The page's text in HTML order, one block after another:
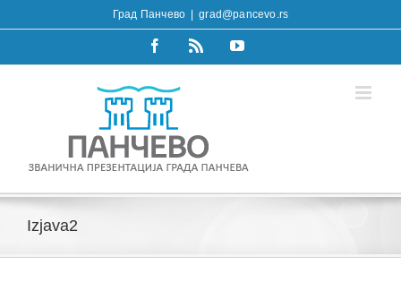
to
Град Панчево grad@pancevo.rs
FacebookRss YouTube
Izjava2